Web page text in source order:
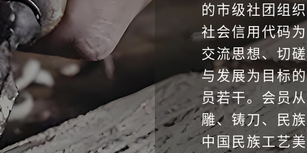
的市级社团组
社会信用代码
交流思想、切
与发展为目标
员若干。会员
雕、铸刀、民
中国民族工艺